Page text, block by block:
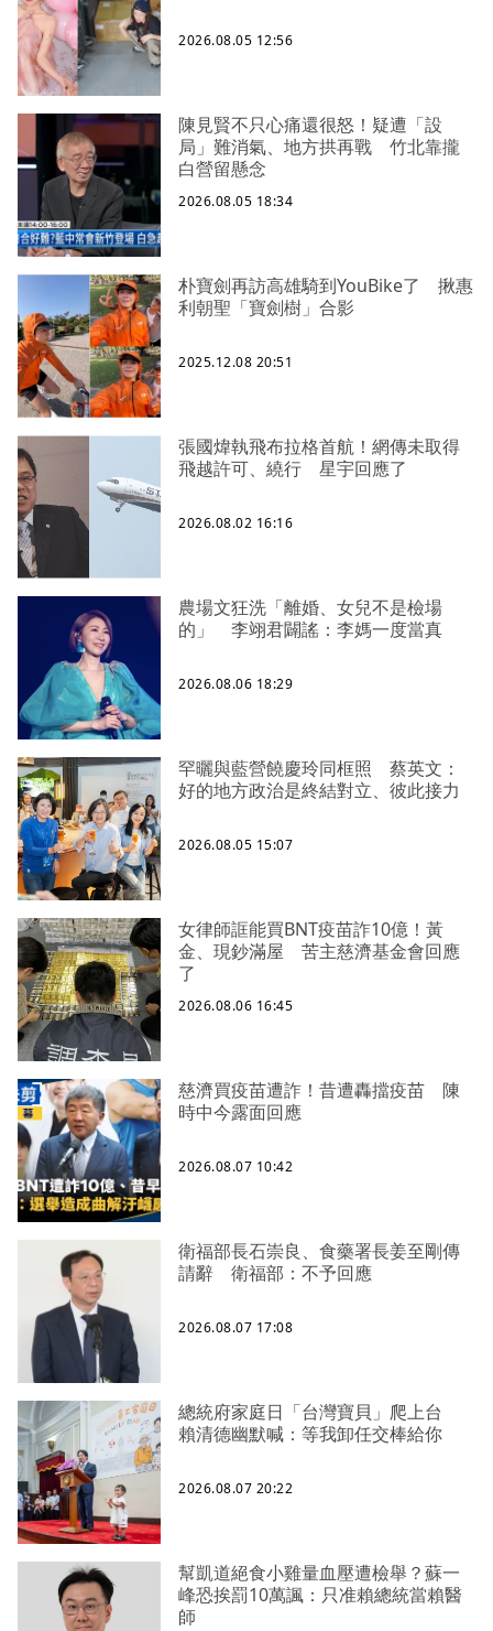
2026.08.05 12:56
陳見賢不只心痛還很怒！疑遭「設
局」難消氣、地方拱再戰 竹北靠攏
白營留懸念
2026.08.05 18:34
朴寶劍再訪高雄騎到YouBike了 揪惠
利朝聖「寶劍樹」合影
2025.12.08 20:51
張國煒執飛布拉格首航！網傳未取得
飛越許可、繞行 星宇回應了
2026.08.02 16:16
農場文狂洗「離婚、女兒不是檢場
的」 李翊君闢謠：李媽一度當真
2026.08.06 18:29
罕曬與藍營饒慶玲同框照 蔡英文：
好的地方政治是終結對立、彼此接力
2026.08.05 15:07
女律師誆能買BNT疫苗詐10億！黃
金、現鈔滿屋 苦主慈濟基金會回應
了
2026.08.06 16:45
慈濟買疫苗遭詐！昔遭轟擋疫苗 陳
時中今露面回應
2026.08.07 10:42
衛福部長石崇良、食藥署長姜至剛傳
請辭 衛福部：不予回應
2026.08.07 17:08
總統府家庭日「台灣寶貝」爬上台
賴清德幽默喊：等我卸任交棒給你
2026.08.07 20:22
幫凱道絕食小雞量血壓遭檢舉？蘇一
峰恐挨罰10萬諷：只准賴總統當賴醫
師